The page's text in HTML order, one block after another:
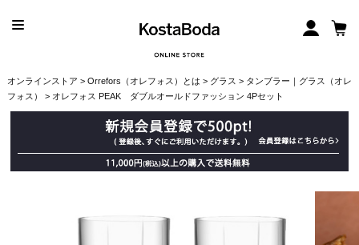
オンラインストア > Orrefors（オレフォス）とは > グラス > タンブラー｜グラス（オレ
フォス）
> オレフォス PEAK ダブルオールドファッション 4Pセット